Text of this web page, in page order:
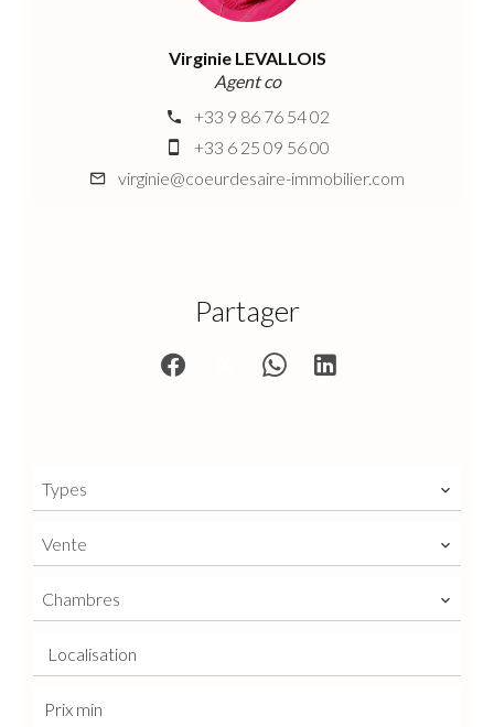
Virginie LEVALLOIS
Agent co
+33 9 86 76 54 02
+33 6 25 09 56 00
virginie@coeurdesaire-immobilier.com
Partager
Types
Vente
Chambres
Localisation